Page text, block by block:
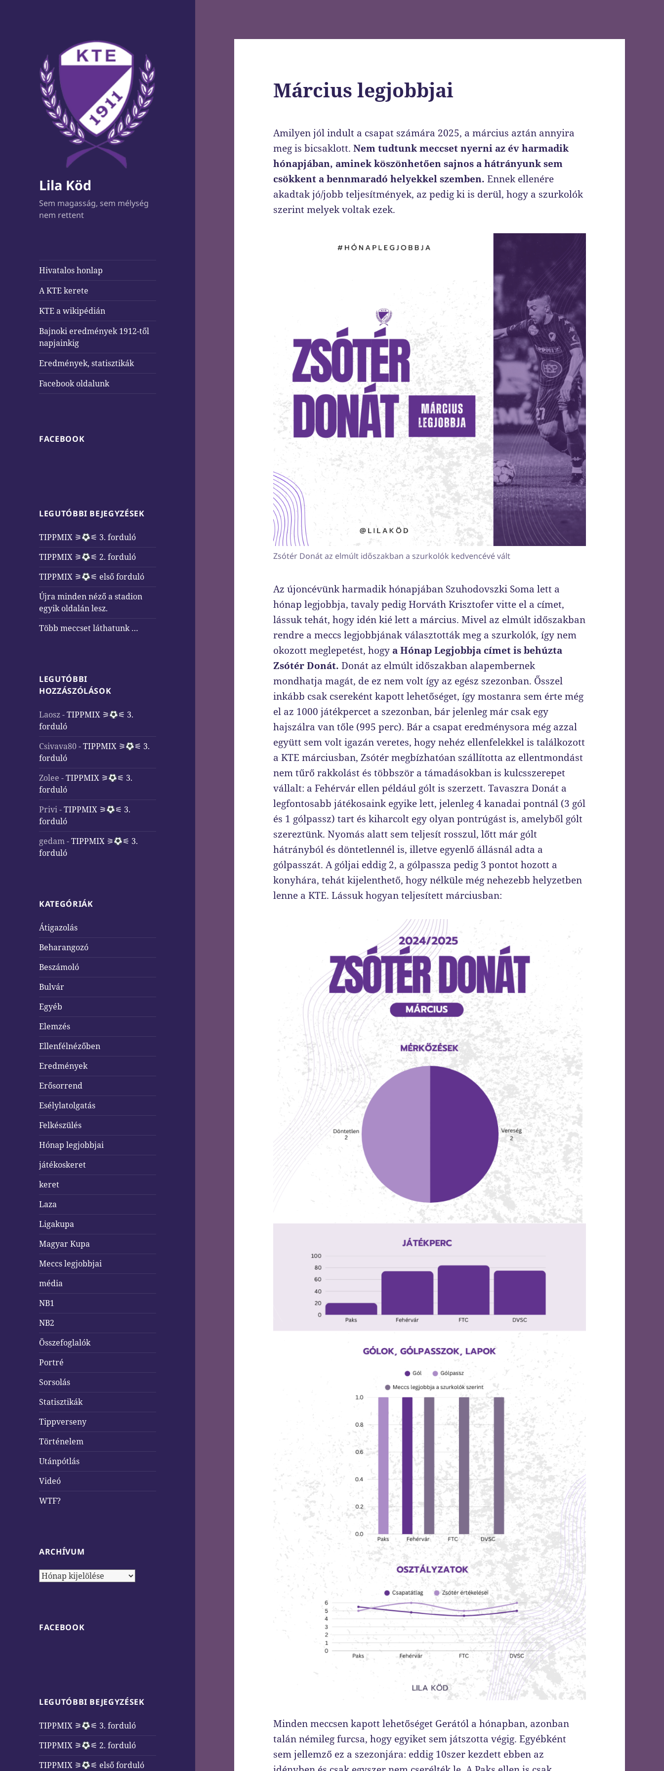
Lila Köd
Sem magasság, sem mélység
nem rettent
Hivatalos honlap
A KTE kerete
KTE a wikipédián
Bajnoki eredmények 1912-től
napjainkig
Eredmények, statisztikák
Facebook oldalunk
FACEBOOK
LEGUTÓBBI BEJEGYZÉSEK
TIPPMIX ⚞
⚟ 3. forduló
TIPPMIX ⚞
⚟ 2. forduló
TIPPMIX ⚞
⚟ első forduló
Újra minden néző a stadion
egyik oldalán lesz.
Több meccset láthatunk …
LEGUTÓBBI
HOZZÁSZÓLÁSOK
Laosz-TIPPMIX ⚞
⚟ 3.
forduló
Csivava80-TIPPMIX ⚞
⚟ 3.
forduló
Zolee -TIPPMIX ⚞
⚟ 3.
forduló
Privi-TIPPMIX ⚞
⚟ 3.
forduló
gedam-TIPPMIX ⚞
⚟ 3.
forduló
KATEGÓRIÁK
Átigazolás
Beharangozó
Beszámoló
Bulvár
Egyéb
Elemzés
Ellenfélnézőben
Eredmények
Erősorrend
Esélylatolgatás
Felkészülés
Hónap legjobbjai
játékoskeret
keret
Laza
Ligakupa
Magyar Kupa
Meccs legjobbjai
média
NB1
NB2
Összefoglalók
Portré
Sorsolás
Statisztikák
Tippverseny
Történelem
Utánpótlás
Videó
WTF?
ARCHÍVUM
Archívum
FACEBOOK
LEGUTÓBBI BEJEGYZÉSEK
TIPPMIX ⚞
⚟ 3. forduló
TIPPMIX ⚞
⚟ 2. forduló
TIPPMIX ⚞
⚟ első forduló
Március legjobbjai
Amilyen jól indult a csapat számára 2025, a március aztán annyira
meg is bicsaklott.Nem tudtunk meccset nyerni az év harmadik
hónapjában, aminek köszönhetően sajnos a hátrányunk sem
csökkent a bennmaradó helyekkel szemben. Ennek ellenére
akadtak jó/jobb teljesítmények, az pedig ki is derül, hogy a szurkolók
szerint melyek voltak ezek.
Zsótér Donát az elmúlt időszakban a szurkolók kedvencévé vált
Az újoncévünk harmadik hónapjában Szuhodovszki Soma lett a
hónap legjobbja, tavaly pedig Horváth Krisztofer vitte el a címet,
lássuk tehát, hogy idén kié lett a március. Mivel az elmúlt időszakban
rendre a meccs legjobbjának választották meg a szurkolók, így nem
okozott meglepetést, hogy a Hónap Legjobbja címet is behúzta
Zsótér Donát. Donát az elmúlt időszakban alapembernek
mondhatja magát, de ez nem volt így az egész szezonban. Ősszel
inkább csak csereként kapott lehetőséget, így mostanra sem érte még
el az 1000 játékpercet a szezonban, bár jelenleg már csak egy
hajszálra van tőle (995 perc). Bár a csapat eredménysora még azzal
együtt sem volt igazán veretes, hogy nehéz ellenfelekkel is találkozott
a KTE márciusban, Zsótér megbízhatóan szállította az ellentmondást
nem tűrő rakkolást és többször a támadásokban is kulcsszerepet
vállalt: a Fehérvár ellen például gólt is szerzett. Tavaszra Donát a
legfontosabb játékosaink egyike lett, jelenleg 4 kanadai pontnál (3 gól
és 1 gólpassz) tart és kiharcolt egy olyan pontrúgást is, amelyből gólt
szereztünk. Nyomás alatt sem teljesít rosszul, lőtt már gólt
hátrányból és döntetlennél is, illetve egyenlő állásnál adta a
gólpasszát. A góljai eddig 2, a gólpassza pedig 3 pontot hozott a
konyhára, tehát kijelenthető, hogy nélküle még nehezebb helyzetben
lenne a KTE. Lássuk hogyan teljesített márciusban:
Minden meccsen kapott lehetőséget Gerától a hónapban, azonban
talán némileg furcsa, hogy egyiket sem játszotta végig. Egyébként
sem jellemző ez a szezonjára: eddig 10szer kezdett ebben az